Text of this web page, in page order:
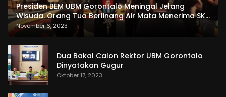
Presiden BEM UBM Gorontalo Meningal Jelang
Wisuda. Orang Tua Berlinang Air Mata Menerima SKL
dan Pemasangan Salempang
November 6, 2023
Dua Bakal Calon Rektor UBM Gorontalo
Dinyatakan Gugur
Oktober 17, 2023